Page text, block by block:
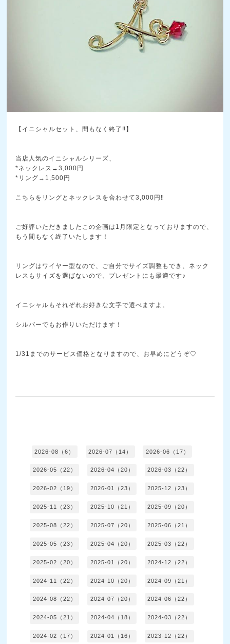
【イニシャルセット、間もなく終了‼】
当店人気のイニシャルシリーズ、
*ネックレス→3,000円
*リング→1,500円
こちらをリングとネックレスを合わせて3,000円‼
ご好評いただきましたこの企画は1月限定となっておりますので、
もう間もなく終了いたします！
リングはワイヤー型なので、ご自分でサイズ調整もでき、 ネック
レスもサイズを選ばないので、プレゼントにも最適です♪
イニシャルもそれぞれお好きな文字で選べますよ。
シルバーでもお作りいただけます！
1/31までのサービス価格となりますので、お早めにどうぞ♡
2026-08（6） 2026-07（14） 2026-06（17）
2026-05（22） 2026-04（20） 2026-03（22）
2026-02（19） 2026-01（23） 2025-12（23）
2025-11（23） 2025-10（21） 2025-09（20）
2025-08（22） 2025-07（20） 2025-06（21）
2025-05（23） 2025-04（20） 2025-03（22）
2025-02（20） 2025-01（20） 2024-12（22）
2024-11（22） 2024-10（20） 2024-09（21）
2024-08（22） 2024-07（20） 2024-06（22）
2024-05（21） 2024-04（18） 2024-03（22）
2024-02（17） 2024-01（16） 2023-12（22）